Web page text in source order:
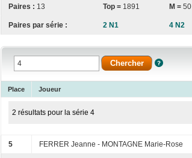
Paires : 13 Top = 1891 M = 50
Paires par série : 2 N1 4 N2
Place Joueur
2 résultats pour la série 4
5 FERRER Jeanne - MONTAGNE Marie-Rose